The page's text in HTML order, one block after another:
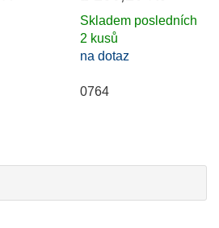
Skladem posledních
2 kusů
na dotaz
0764